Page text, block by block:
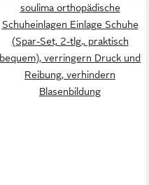
soulima orthopädische
Schuheinlagen Einlage Schuhe
(Spar-Set, 2-tlg., praktisch
bequem), verringern Druck und
Reibung, verhindern
Blasenbildung